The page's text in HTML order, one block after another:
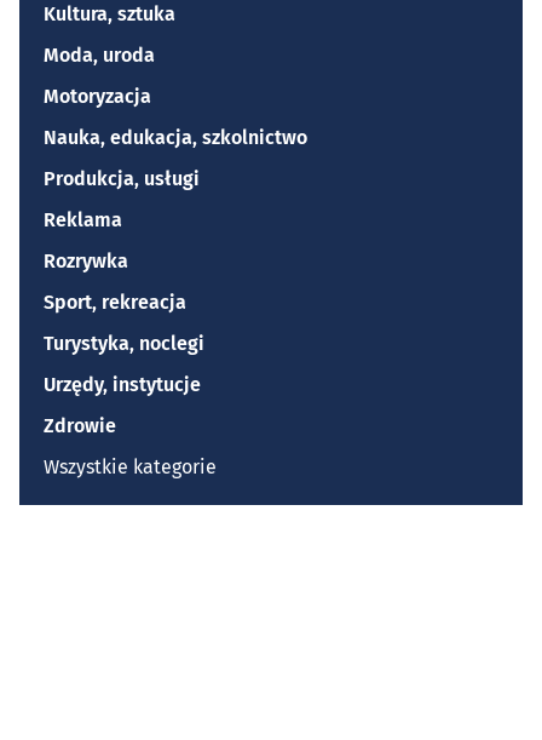
Kultura, sztuka
Moda, uroda
Motoryzacja
Nauka, edukacja, szkolnictwo
Produkcja, usługi
Reklama
Rozrywka
Sport, rekreacja
Turystyka, noclegi
Urzędy, instytucje
Zdrowie
Wszystkie kategorie